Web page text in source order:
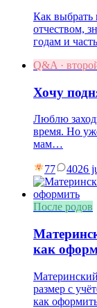
Как выбрать
отчеством,
годам и
Q&A ·
Хочу
Люблю
время. Но
мам…
77 4026
После родов
как
размер с
как